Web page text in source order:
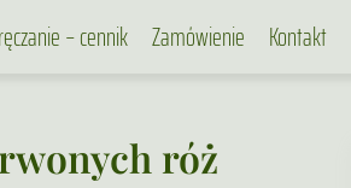
– cennik Zamówienie Kontakt
róż